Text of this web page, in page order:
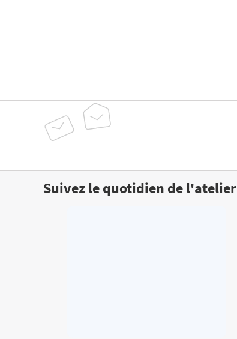
Suivez le quotidien de l'atelier